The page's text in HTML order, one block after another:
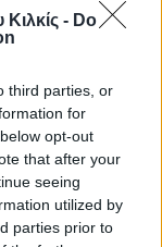
- Do
third parties, or
for
opt-out
that after your
seeing
utilized by
parties prior to